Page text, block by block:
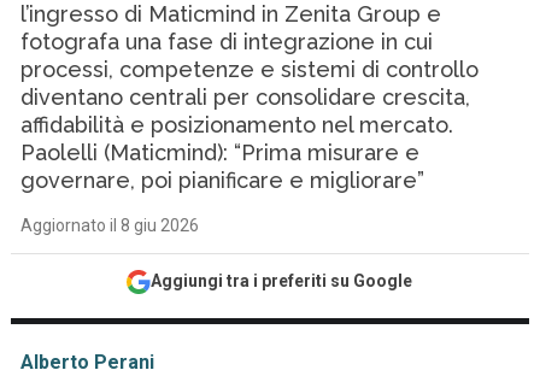
l’ingresso di Maticmind in Zenita Group e
fotografa una fase di integrazione in cui
processi, competenze e sistemi di controllo
diventano centrali per consolidare crescita,
affidabilità e posizionamento nel mercato.
Paolelli (Maticmind): “Prima misurare e
governare, poi pianificare e migliorare”
Aggiornato il 8 giu 2026
Aggiungi tra i preferiti su Google
Alberto Perani